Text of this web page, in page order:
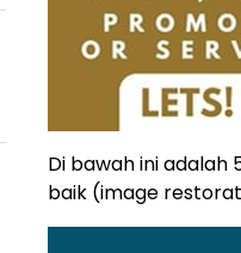
Di bawah ini
baik (image